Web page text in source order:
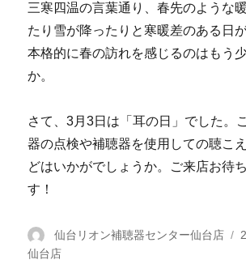
三寒四温の言葉通り、春先のような
たり雪が降ったりと寒暖差のある日
本格的に春の訪れを感じるのはもう
か。
さて、3月3日は「耳の日」でした。
器の点検や補聴器を使用しての聴こ
どはいかがでしょうか。ご来店お待
す！
投
稿
仙台リオン補聴器センター仙台店
仙台店